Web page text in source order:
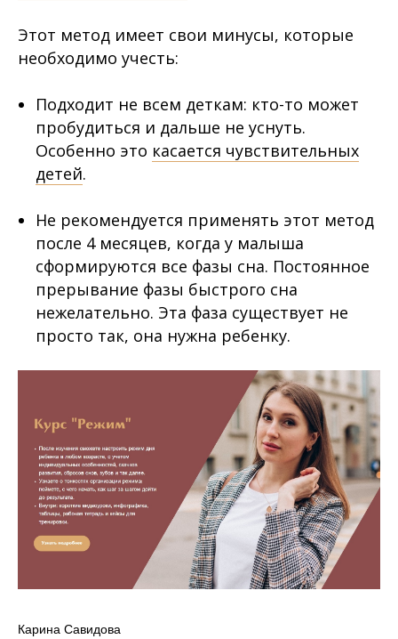
Этот метод имеет свои минусы, которые
необходимо учесть:
Подходит не всем деткам: кто-то может
пробудиться и дальше не уснуть.
Особенно это касается чувствительных
детей.
Не рекомендуется применять этот метод
после 4 месяцев, когда у малыша
сформируются все фазы сна. Постоянное
прерывание фазы быстрого сна
нежелательно. Эта фаза существует не
просто так, она нужна ребенку.
Карина Савидова